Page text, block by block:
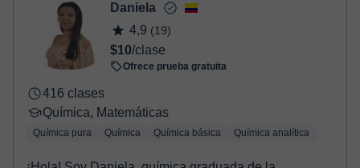
Daniela
4,9 (19)
$10/clase
Ofrece prueba gratuita
416 clases
Química, Matemáticas
Química pura Química Química básica Química analítica